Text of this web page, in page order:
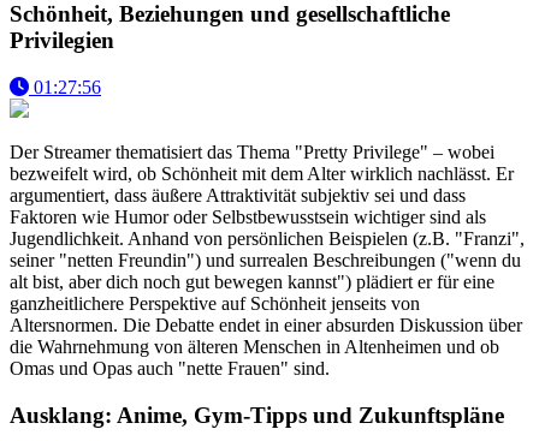
Schönheit, Beziehungen und gesellschaftliche
Privilegien
01:27:56
Der Streamer thematisiert das Thema "Pretty Privilege" – wobei
bezweifelt wird, ob Schönheit mit dem Alter wirklich nachlässt. Er
argumentiert, dass äußere Attraktivität subjektiv sei und dass
Faktoren wie Humor oder Selbstbewusstsein wichtiger sind als
Jugendlichkeit. Anhand von persönlichen Beispielen (z.B. "Franzi",
seiner "netten Freundin") und surrealen Beschreibungen ("wenn du
alt bist, aber dich noch gut bewegen kannst") plädiert er für eine
ganzheitlichere Perspektive auf Schönheit jenseits von
Altersnormen. Die Debatte endet in einer absurden Diskussion über
die Wahrnehmung von älteren Menschen in Altenheimen und ob
Omas und Opas auch "nette Frauen" sind.
Ausklang: Anime, Gym-Tipps und Zukunftspläne